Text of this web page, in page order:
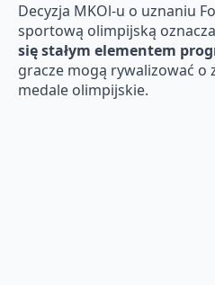
Decyzja MKOl-u o uznaniu
sportową olimpijską
się stałym elementem
gracze mogą rywalizować o
medale olimpijskie.